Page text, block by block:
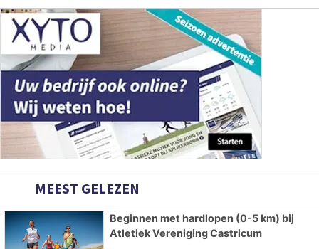
MEEST GELEZEN
Beginnen met hardlopen (0-5 km) bij
Atletiek Vereniging Castricum